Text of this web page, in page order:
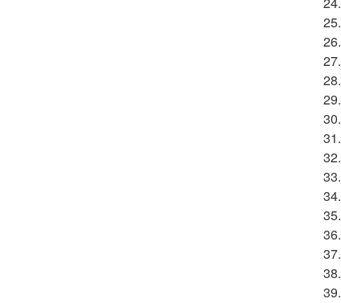
25.
26.
27.
28.
29.
30.
31.
32.
33.
34.
35.
36.
37.
38.
39.